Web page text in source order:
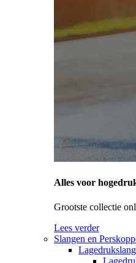
Alles voor
Grootste collectie
Lees verder
Slangen en